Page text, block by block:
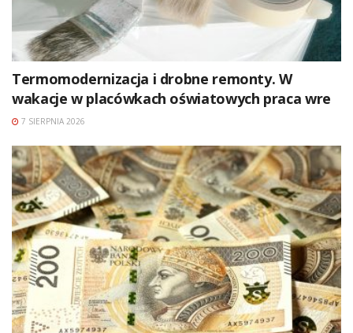
Termomodernizacja i drobne remonty. W
wakacje w placówkach oświatowych praca wre
7 SIERPNIA 2026